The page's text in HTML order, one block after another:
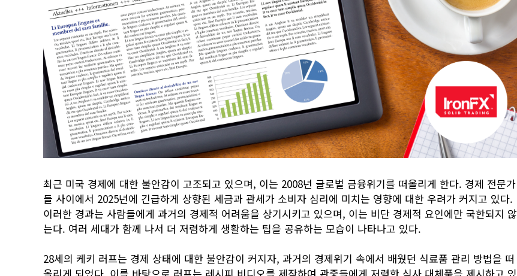
최근 미국 경제에 대한 불안감이 고조되고 있으며, 이는 2008년 글로벌 금융위기를 떠올리게 한다. 경제 전문가
들 사이에서 2025년에 긴급하게 상향된 세금과 관세가 소비자 심리에 미치는 영향에 대한 우려가 커지고 있다.
이러한 경과는 사람들에게 과거의 경제적 어려움을 상기시키고 있으며, 이는 비단 경제적 요인에만 국한되지 않
는다. 여러 세대가 함께 나서 더 저렴하게 생활하는 팁을 공유하는 모습이 나타나고 있다.
28세의 케키 러프는 경제 상태에 대한 불안감이 커지자, 과거의 경제위기 속에서 배웠던 식료품 관리 방법을 떠